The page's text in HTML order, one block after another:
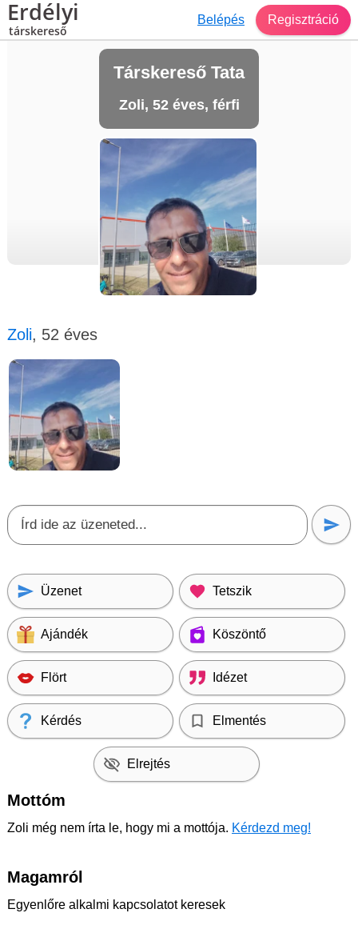
Erdélyi
társkereső
Belépés Regisztráció
Társkereső Tata
Zoli, 52 éves, férfi
Zoli, 52 éves
Üzenet Tetszik
Ajándék Köszöntő
Flört Idézet
Kérdés Elmentés
Elrejtés
Mottóm
Zoli még nem írta le, hogy mi a mottója. Kérdezd meg!
Magamról
Egyenlőre alkalmi kapcsolatot keresek